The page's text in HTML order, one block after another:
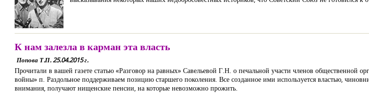
К нам залезла в карман эта власть
Попова Т.П. 25.04.2015 г.
Прочитали в вашей газете статью «Разговор на равных» Савельевой Г.Н. о печальной участи членов общественной
войны» п. Раздольное поддерживаем позицию старшего поколения. Все созданное ими используется властью,
внимания, получают нищенские пенсии, на которые невозможно прожить.